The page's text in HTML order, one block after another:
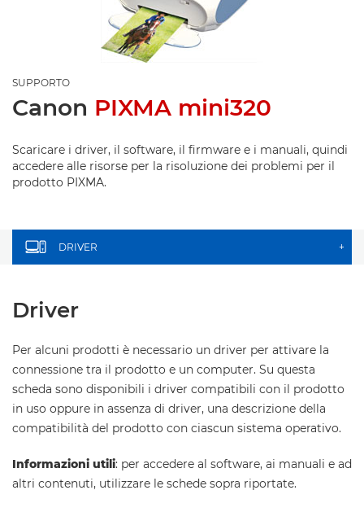
SUPPORTO
Canon PIXMA mini320
Scaricare i driver, il software, il firmware e i manuali, quindi
accedere alle risorse per la risoluzione dei problemi per il
prodotto PIXMA.
DRIVER +
Driver
Per alcuni prodotti è necessario un driver per attivare la
connessione tra il prodotto e un computer. Su questa
scheda sono disponibili i driver compatibili con il prodotto
in uso oppure in assenza di driver, una descrizione della
compatibilità del prodotto con ciascun sistema operativo.
Informazioni utili: per accedere al software, ai manuali e ad
altri contenuti, utilizzare le schede sopra riportate.